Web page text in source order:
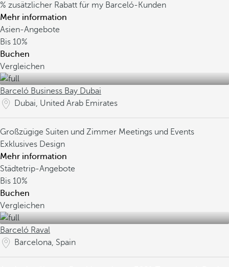
% zusätzlicher Rabatt für my Barceló-Kunden
Mehr information
Asien-Angebote
Bis 10%
Buchen
Vergleichen
Barceló Business Bay Dubai
Dubai, United Arab Emirates
Großzügige Suiten und Zimmer Meetings und Events
Exklusives Design
Mehr information
Städtetrip-Angebote
Bis 10%
Buchen
Vergleichen
Barceló Raval
Barcelona, Spain